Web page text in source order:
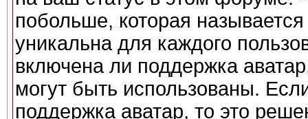
побольше, которая
уникальна для каждого
включена ли поддержка
могут быть использованы.
поддержка аватар, то это